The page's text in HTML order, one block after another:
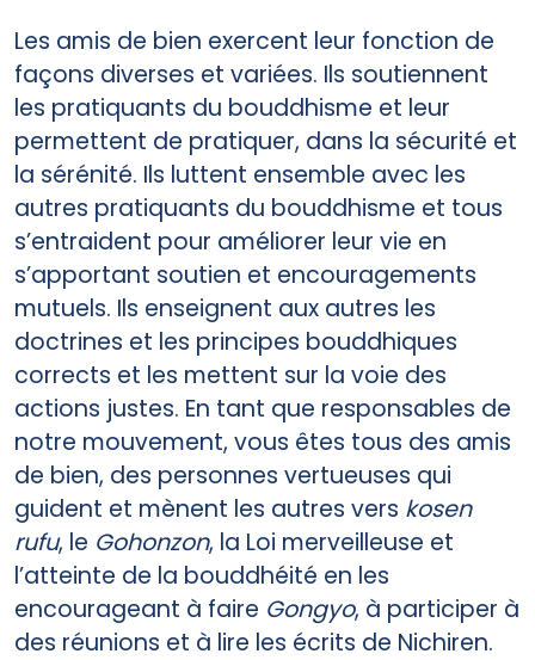
Les amis de bien exercent leur fonction de
façons diverses et variées. Ils soutiennent
les pratiquants du bouddhisme et leur
permettent de pratiquer, dans la sécurité et
la sérénité. Ils luttent ensemble avec les
autres pratiquants du bouddhisme et tous
s’entraident pour améliorer leur vie en
s’apportant soutien et encouragements
mutuels. Ils enseignent aux autres les
doctrines et les principes bouddhiques
corrects et les mettent sur la voie des
actions justes. En tant que responsables de
notre mouvement, vous êtes tous des amis
de bien, des personnes vertueuses qui
guident et mènent les autres vers kosen
rufu, le Gohonzon, la Loi merveilleuse et
l’atteinte de la bouddhéité en les
encourageant à faire Gongyo, à participer à
des réunions et à lire les écrits de Nichiren.